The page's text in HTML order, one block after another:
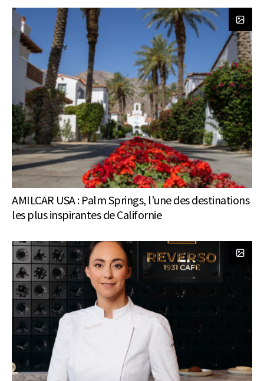
AMILCAR USA : Palm Springs, l’une des destinations
les plus inspirantes de Californie